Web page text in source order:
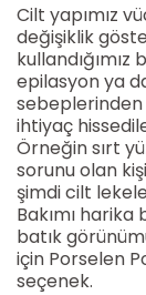
Cilt yapımız
değişiklik
epilasyon ya
sebeplerinden
ihtiyaç
Örneğin sırt
sorunu olan
şimdi cilt
Bakımı
batık
için Porselen
seçenek.